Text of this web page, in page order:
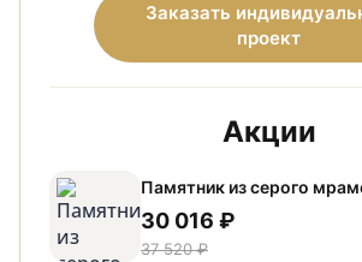
Заказать
проект
Акции
30 016 ₽
37 520 ₽